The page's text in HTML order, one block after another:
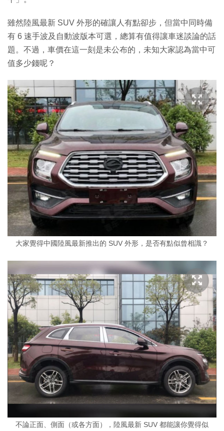
雖然陸風最新 SUV 外形的確讓人有點卻步，但當中同時備
有 6 速手波及自動波版本可選，總算有值得讓車迷談論的話
題。不過，車價在這一刻是未公布的，未知大家認為當中可
值多少錢呢？
大家覺得中國陸風最新推出的 SUV 外形，是否有點似曾相識？
不論正面、側面（或各方面），陸風最新 SUV 都能讓你覺得似